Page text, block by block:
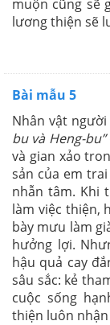
muộn cũng sẽ
lương thiện sẽ
Bài mẫu 5
Nhân vật
bu và Heng-bu”
và gian xảo
sản của em
nhẫn tâm. Khi
làm việc thiện,
bày mưu làm
hưởng lợi.
hậu quả cay
sâu sắc: kẻ
cuộc sống
thiện luôn